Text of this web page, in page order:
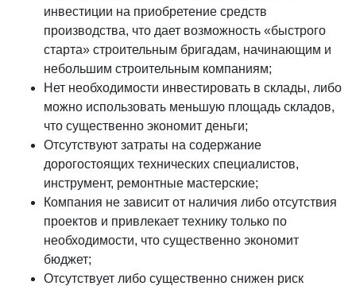
инвестиции на приобретение средств
производства, что дает возможность «быстрого
старта» строительным бригадам, начинающим и
небольшим строительным компаниям;
Нет необходимости инвестировать в склады, либо
можно использовать меньшую площадь складов,
что существенно экономит деньги;
Отсутствуют затраты на содержание
дорогостоящих технических специалистов,
инструмент, ремонтные мастерские;
Компания не зависит от наличия либо отсутствия
проектов и привлекает технику только по
необходимости, что существенно экономит
бюджет;
Отсутствует либо существенно снижен риск